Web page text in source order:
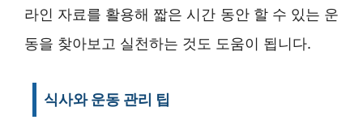
라인 자료를 활용해 짧은 시간 동안 할 수 있는 운
동을 찾아보고 실천하는 것도 도움이 됩니다.
식사와 운동 관리 팁